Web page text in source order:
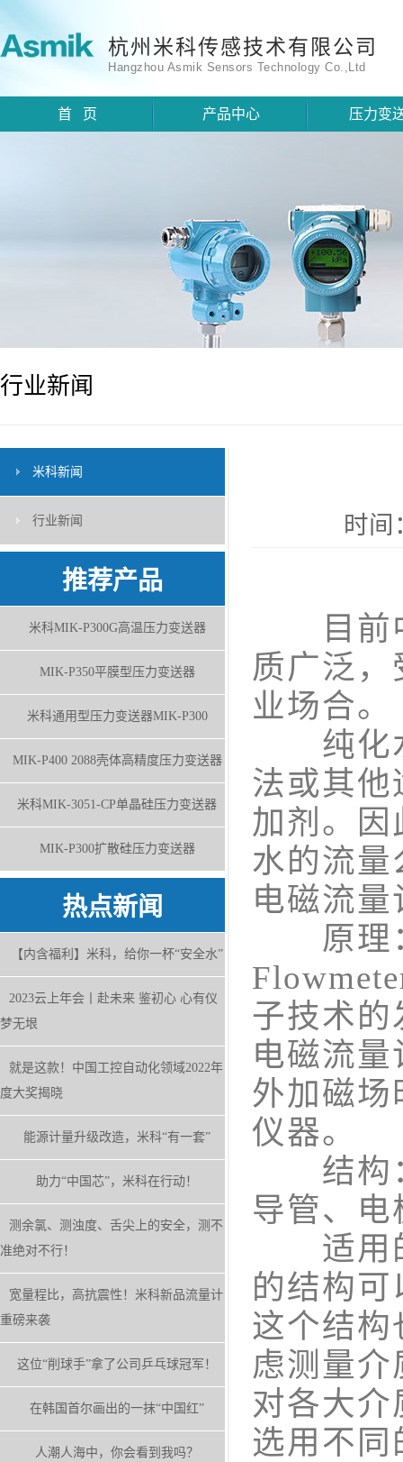
杭州米科传感技术有限公司
Hangzhou Asmik Sensors Technology Co.,Ltd
首 页 产品中心 压力变
行业新闻
米科新闻
行业新闻
推荐产品
米科MIK-P300G高温压力变送器
MIK-P350平膜型压力变送器
米科通用型压力变送器MIK-P300
MIK-P400 2088壳体高精度压力变送器
米科MIK-3051-CP单晶硅压力变送器
MIK-P300扩散硅压力变送器
热点新闻
【内含福利】米科，给你一杯“安全水”
2023云上年会丨赴未来 鉴初心 心有仪
梦无垠
就是这款！中国工控自动化领域2022年
度大奖揭晓
能源计量升级改造，米科“有一套”
助力“中国芯”，米科在行动！
测余氯、测浊度、舌尖上的安全，测不
准绝对不行！
宽量程比，高抗震性！米科新品流量计
重磅来袭
这位“削球手”拿了公司乒乓球冠军！
在韩国首尔画出的一抹“中国红”
人潮人海中，你会看到我吗？
时间
目前中
质广泛
业场合。
纯化水
法或其
加剂。
水的流量
电磁流
原理：
子技术
电磁流
外加磁场
仪器。
结构：
导管、
适用的
的结构
这个结构
虑测量
对各大
选用不